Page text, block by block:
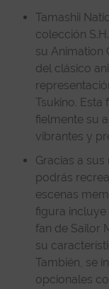
Reseñas de
Tamashii
colección
su Animation
del clásico
Tsukino.
fielmente su
vibrantes y
Gracias a
podrás
escenas
figura
fan de Sailor
su
También, se
opcionales